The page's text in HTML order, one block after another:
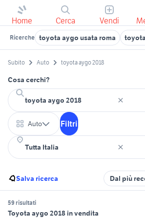
Home Cerca Vendi
Ricerche toyota aygo usata roma
Subito Auto toyota aygo 2018
Cosa cerchi?
Auto Filtri
Salva ricerca Dal più
59 risultati
Toyota aygo 2018 in vendita